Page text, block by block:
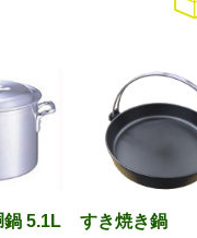
鍋 5.1L すき焼き鍋